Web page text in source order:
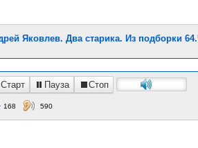
Яковлев. Два старика. Из подборки
Старт Пауза Стоп
168 590